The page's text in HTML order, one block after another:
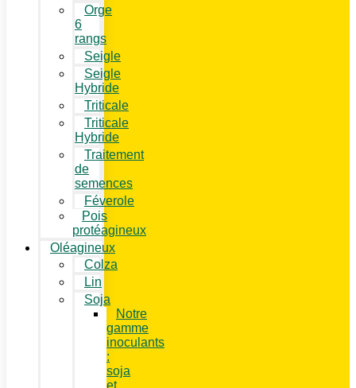
Orge
6
rangs
Seigle
Seigle
Hybride
Triticale
Triticale
Hybride
Traitement
de
semences
Féverole
Pois
protéagineux
Oléagineux
Colza
Lin
Soja
Notre
gamme
inoculants
:
soja
et